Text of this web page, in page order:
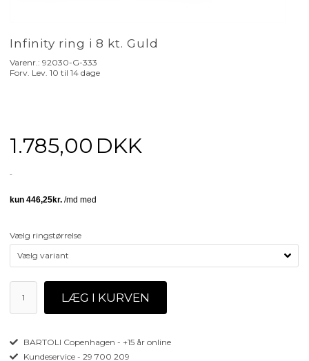
Infinity ring i 8 kt. Guld
Varenr.:92030-G-333
Forv. Lev. 10 til 14 dage
1.785,00 DKK
Vælg ringstørrelse
BARTOLI Copenhagen - +15 år online
Kundeservice - 29 700 209